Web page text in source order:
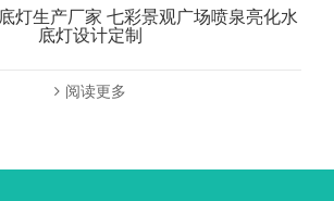
灯生产厂家 七彩景观广场喷泉亮化水
底灯设计定制
阅读更多